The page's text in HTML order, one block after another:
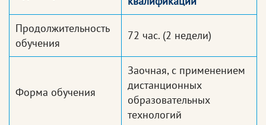
Продолжительность
обучения
72 час. (2 недели)
Форма обучения
Заочная, с применением
дистанционных
образовательных
технологий